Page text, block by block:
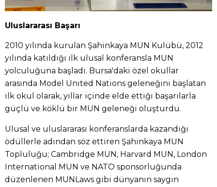
Uluslararası Başarı
2010 yılında kurulan Şahinkaya MUN Kulübü, 2012
yılında katıldığı ilk ulusal konferansla MUN
yolculuğuna başladı. Bursa'daki özel okullar
arasında Model United Nations geleneğini başlatan
ilk okul olarak, yıllar içinde elde ettiği başarılarla
güçlü ve köklü bir MUN geleneği oluşturdu.
Ulusal ve uluslararası konferanslarda kazandığı
ödüllerle adından söz ettiren Şahinkaya MUN
Topluluğu; Cambridge MUN, Harvard MUN, London
International MUN ve NATO sponsorluğunda
düzenlenen MUNLaws gibi dünyanın saygın